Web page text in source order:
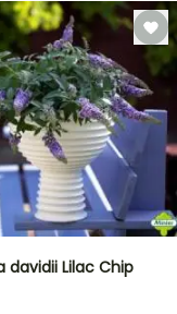
davidii Lilac Chip